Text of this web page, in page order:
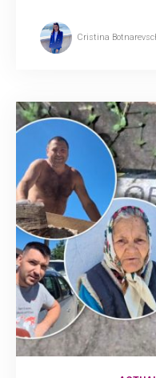
Cristina